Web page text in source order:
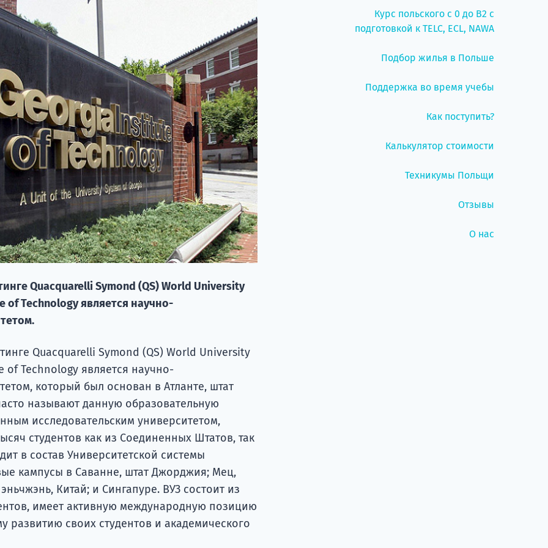
Quacquarelli Symond (QS) World University
of Technology является научно-
Quacquarelli Symond (QS) World University
of Technology является научно-
который был основан в Атланте, штат
называют данную образовательную
исследовательским университетом,
студентов как из Соединенных Штатов, так
в состав Университетской системы
кампусы в Саванне, штат Джорджия; Мец,
Китай; и Сингапуре. ВУЗ состоит из
имеет активную международную позицию
развитию своих студентов и академического
Курс польского с 0 до B2 с
подготовкой к TELC, ECL, NAWA
Подбор жилья в Польше
Поддержка во время учебы
Как поступить?
Калькулятор стоимости
Техникумы Польщи
Отзывы
О нас